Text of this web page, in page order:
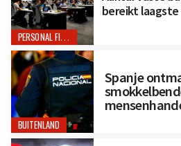
PERSONAL FINANCE
bereikt laagste
BUITENLAND
Spanje